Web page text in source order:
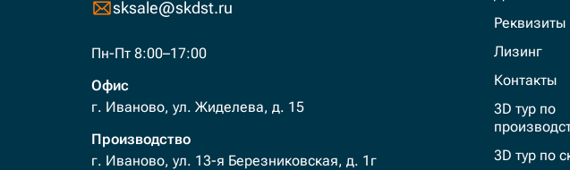
sksale@skdst.ru
Пн-Пт 8:00–17:00
Офис
г. Иваново, ул. Жиделева, д. 15
Производство
г. Иваново, ул. 13-я Березниковская, д. 1г
Реквизиты
Лизинг
Контакты
3D тур по
3D тур по